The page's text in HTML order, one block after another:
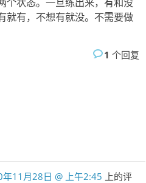
就有，不想有就没。不需要做
1 个回复
11月28日 @ 上午2:45 上的评